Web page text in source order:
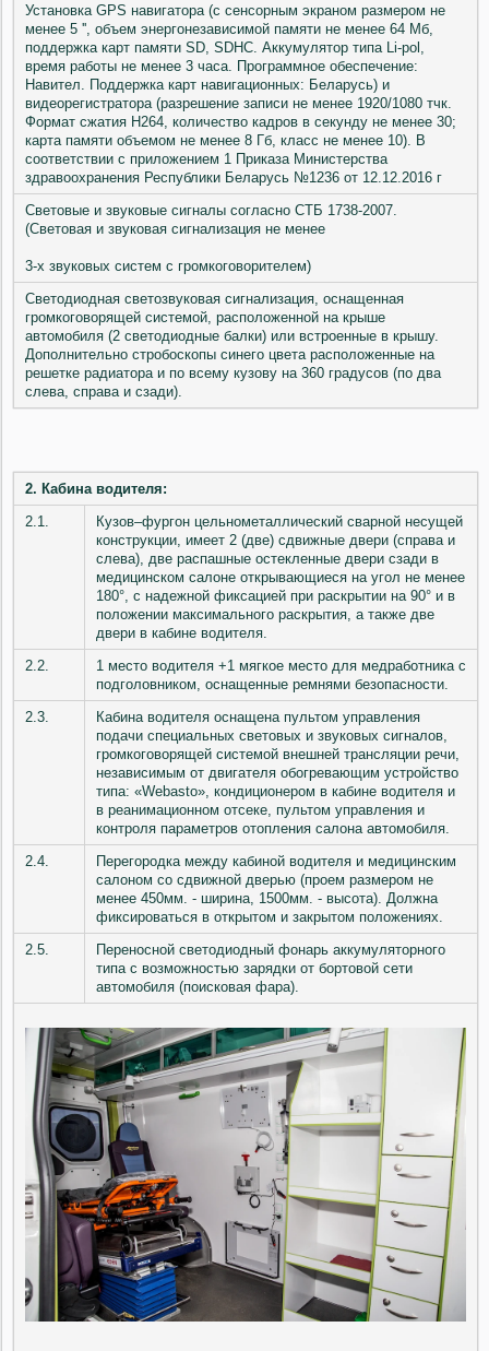
Установка GPS навигатора (с сенсорным экраном размером не
менее 5 '', объем энергонезависимой памяти не менее 64 Мб,
поддержка карт памяти SD, SDHC. Аккумулятор типа Li-pol,
время работы не менее 3 часа. Программное обеспечение:
Навител. Поддержка карт навигационных: Беларусь) и
видеорегистратора (разрешение записи не менее 1920/1080 тчк.
Формат сжатия Н264, количество кадров в секунду не менее 30;
карта памяти объемом не менее 8 Гб, класс не менее 10). В
соответствии с приложением 1 Приказа Министерства
здравоохранения Республики Беларусь №1236 от 12.12.2016 г
Световые и звуковые сигналы согласно СТБ 1738-2007.
(Световая и звуковая сигнализация не менее
3-х звуковых систем с громкоговорителем)
Светодиодная светозвуковая сигнализация, оснащенная
громкоговорящей системой, расположенной на крыше
автомобиля (2 светодиодные балки) или встроенные в крышу.
Дополнительно стробоскопы синего цвета расположенные на
решетке радиатора и по всему кузову на 360 градусов (по два
слева, справа и сзади).
2. Кабина водителя:
2.1.
Кузов–фургон цельнометаллический сварной несущей
конструкции, имеет 2 (две) сдвижные двери (справа и
слева), две распашные остекленные двери сзади в
медицинском салоне открывающиеся на угол не менее
180°, с надежной фиксацией при раскрытии на 90° и в
положении максимального раскрытия, а также две
двери в кабине водителя.
2.2.
1 место водителя +1 мягкое место для медработника с
подголовником, оснащенные ремнями безопасности.
2.3.
Кабина водителя оснащена пультом управления
подачи специальных световых и звуковых сигналов,
громкоговорящей системой внешней трансляции речи,
независимым от двигателя обогревающим устройство
типа: «Webasto», кондиционером в кабине водителя и
в реанимационном отсеке, пультом управления и
контроля параметров отопления салона автомобиля.
2.4.
Перегородка между кабиной водителя и медицинским
салоном со сдвижной дверью (проем размером не
менее 450мм. - ширина, 1500мм. - высота). Должна
фиксироваться в открытом и закрытом положениях.
2.5.
Переносной светодиодный фонарь аккумуляторного
типа с возможностью зарядки от бортовой сети
автомобиля (поисковая фара).